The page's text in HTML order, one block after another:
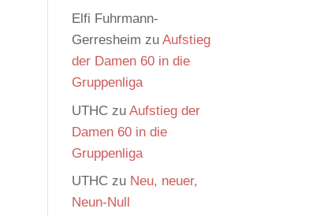
Elfi Fuhrmann-
Gerresheim zuAufstieg
der Damen 60 in die
Gruppenliga
UTHC zuAufstieg der
Damen 60 in die
Gruppenliga
UTHC zu Neu, neuer,
Neun-Null